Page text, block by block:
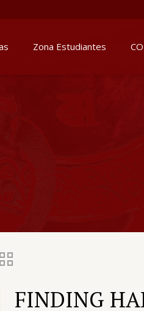
Zona Estudiantes
FINDING